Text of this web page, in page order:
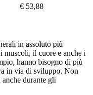
€ 53,88
in assoluto più
muscoli, il cuore e anche i
hanno bisogno di più
in via di sviluppo. Non
durante gli